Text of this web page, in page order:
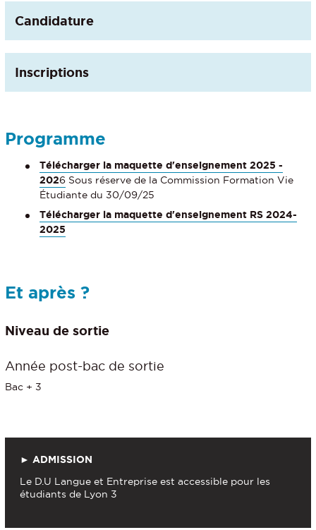
Candidature
Inscriptions
Programme
Télécharger la maquette d'enseignement 2025 -
2026 Sous réserve de la Commission Formation Vie
Étudiante du 30/09/25
Télécharger la maquette d'enseignement RS 2024-
2025
Et après ?
Niveau de sortie
Année post-bac de sortie
Bac + 3
► ADMISSION
Le D.U Langue et Entreprise est accessible pour les
étudiants de Lyon 3